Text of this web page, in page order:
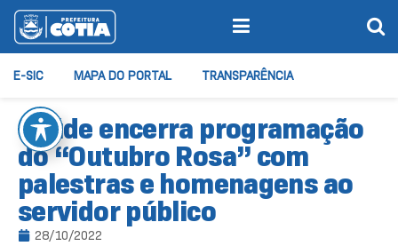
E-SIC MAPA DO PORTAL TRANSPARÊNCIA
Saúde encerra programação
do “Outubro Rosa” com
palestras e homenagens ao
servidor público
28/10/2022